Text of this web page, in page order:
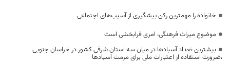
خانواده را مهمترین رکن پیشگیری از آسیب‌های اجتماعی
موضوع میراث فرهنگی، امری فرابخشی است
بیشترین تعداد آسبادها در میان سه استان شرقی کشور در خراسان جنوبی
،ضرورت استفاده از اعتبارات ملی برای مرمت آسبادها